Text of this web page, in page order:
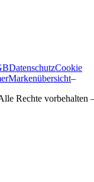
DatenschutzCookie
Markenübersicht–
Rechte vorbehalten